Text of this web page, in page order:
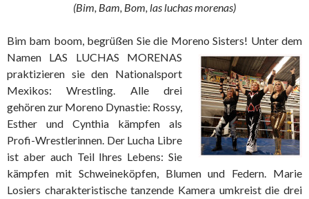
(Bim, Bam, Bom, las luchas morenas)
Bim bam boom, begrüßen Sie die Moreno Sisters! Unter dem
Namen LAS LUCHAS MORENAS
praktizieren sie den Nationalsport
Mexikos: Wrestling. Alle drei
gehören zur Moreno Dynastie: Rossy,
Esther und Cynthia kämpfen als
Profi-Wrestlerinnen. Der Lucha Libre
ist aber auch Teil Ihres Lebens: Sie
kämpfen mit Schweineköpfen, Blumen und Federn. Marie
Losiers charakteristische tanzende Kamera umkreist die drei